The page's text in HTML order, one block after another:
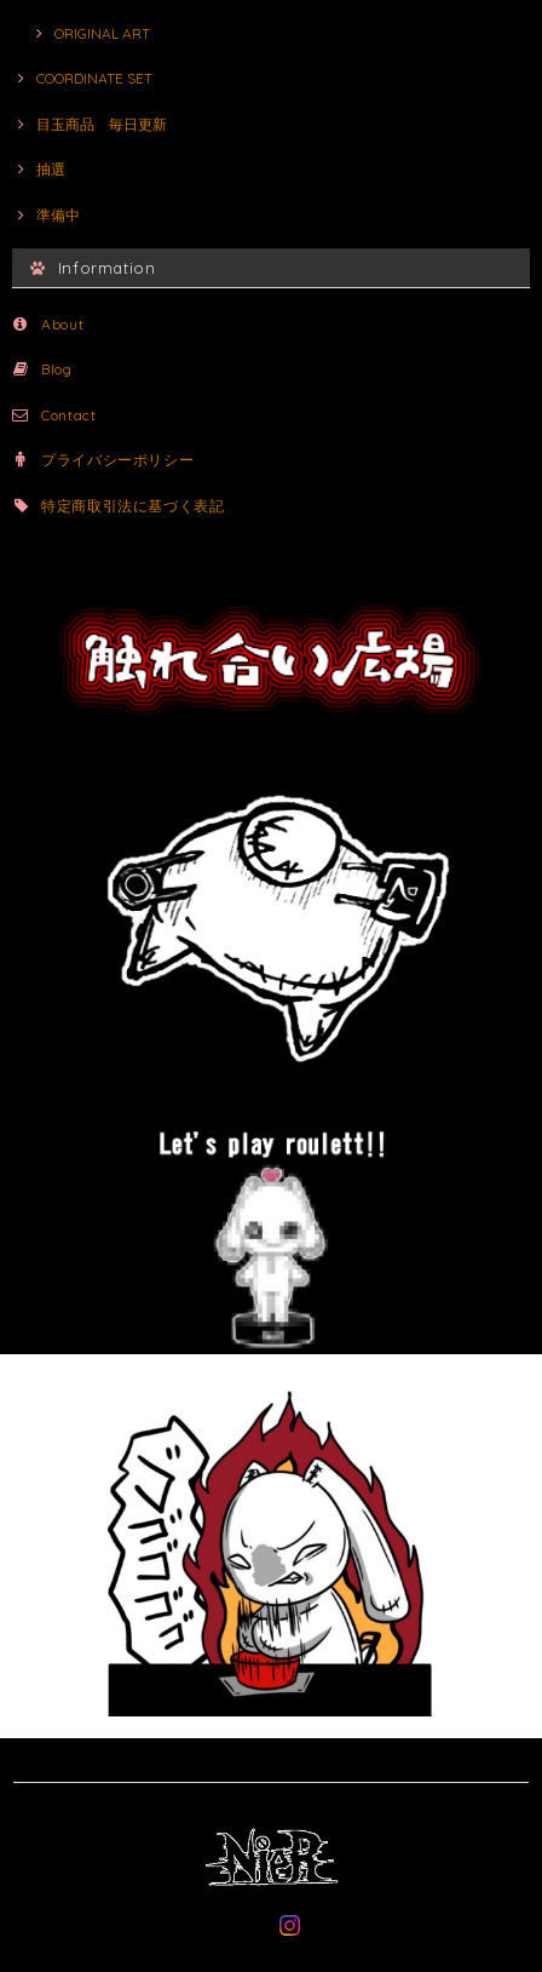
ORIGINAL ART
COORDINATE SET
目玉商品 毎日更新
抽選
準備中
Information
About
Blog
Contact
プライバシーポリシー
特定商取引法に基づく表記